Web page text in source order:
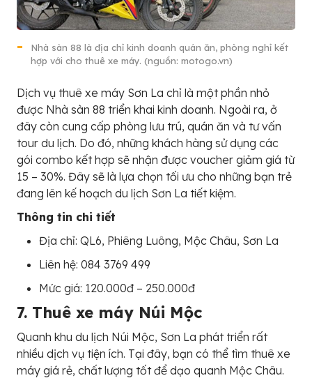
Nhà sàn 88 là địa chỉ kinh doanh quán ăn, phòng nghỉ kết
hợp với cho thuê xe máy. (nguồn: motogo.vn)
Dịch vụ thuê xe máy Sơn La chỉ là một phần nhỏ
được Nhà sàn 88 triển khai kinh doanh. Ngoài ra, ở
đây còn cung cấp phòng lưu trú, quán ăn và tư vấn
tour du lịch. Do đó, những khách hàng sử dụng các
gói combo kết hợp sẽ nhận được voucher giảm giá từ
15 – 30%. Đây sẽ là lựa chọn tối ưu cho những bạn trẻ
đang lên kế hoạch du lịch Sơn La tiết kiệm.
Thông tin chi tiết
Địa chỉ: QL6, Phiêng Luông, Mộc Châu, Sơn La
Liên hệ: 084 3769 499
Mức giá: 120.000đ – 250.000đ
7. Thuê xe máy Núi Mộc
Quanh khu du lịch Núi Mộc, Sơn La phát triển rất
nhiều dịch vụ tiện ích. Tại đây, bạn có thể tìm thuê xe
máy giá rẻ, chất lượng tốt để dạo quanh Mộc Châu.